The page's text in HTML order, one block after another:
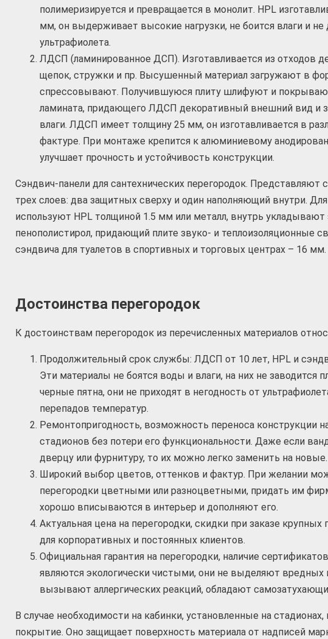
полимеризируется и превращается в монолит. HPL
мм, он выдерживает высокие нагрузки, не боится влаги и
ультрафиолета.
ЛДСП (ламинированное ДСП). Изготавливается из отходов
щепок, стружки и пр. Высушенный материал загружают в
спрессовывают. Получившуюся плиту шлифуют и
ламината, придающего ЛДСП декоративный внешний вид и
влаги. ЛДСП имеет толщину 25 мм, он изготавливается в
фактуре. При монтаже крепится к алюминиевому
улучшает прочность и устойчивость конструкции.
Сэндвич-панели для сантехнических перегородок. Представляют
трех слоев: два защитных сверху и один наполняющий внутри.
используют HPL толщиной 1.5 мм или металл, внутрь
пенополистирол, придающий плите звуко- и теплоизоляционные
сэндвича для туалетов в спортивных и торговых центрах – 16 мм.
Достоинства перегородок
К достоинствам перегородок из перечисленных материалов
Продолжительный срок службы: ЛДСП от 10 лет, HPL и
Эти материалы не боятся воды и влаги, на них не заводится
черные пятна, они не приходят в негодность от
перепадов температур.
Ремонтопригодность, возможность переноса конструкции
стадионов без потери его функциональности. Даже если
дверцу или фурнитуру, то их можно легко заменить на новые.
Широкий выбор цветов, оттенков и фактур. При желании
перегородки цветными или разноцветными, придать им
хорошо вписываются в интерьер и дополняют его.
Актуальная цена на перегородки, скидки при заказе
для корпоративных и постоянных клиентов.
Официальная гарантия на перегородки, наличие
являются экологически чистыми, они не выделяют вредных
вызывают аллергических реакций, обладают
В случае необходимости на кабинки, установленные на
покрытие. Оно защищает поверхность материала от надписей